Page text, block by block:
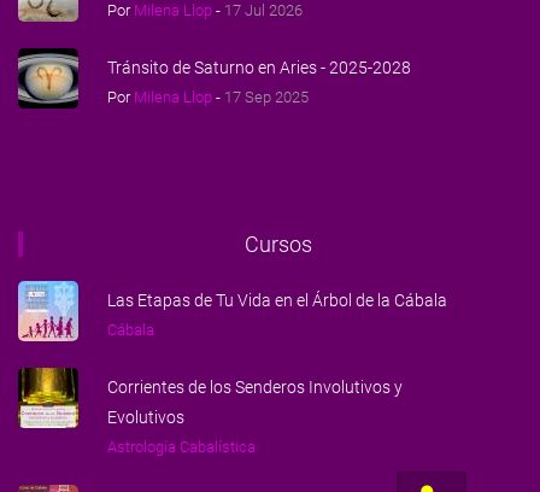
Por Milena Llop - 17 Jul 2026
Tránsito de Saturno en Aries - 2025-2028
Por Milena Llop - 17 Sep 2025
Cursos
Las Etapas de Tu Vida en el Árbol de la Cábala
Cábala
Corrientes de los Senderos Involutivos y
Evolutivos
Astrología Cabalística